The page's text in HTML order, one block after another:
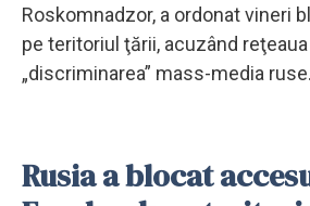
Roskomnadzor, a ordonat vineri
pe teritoriul ţării, acuzând
„discriminarea” mass-media ruse.
Rusia a blocat